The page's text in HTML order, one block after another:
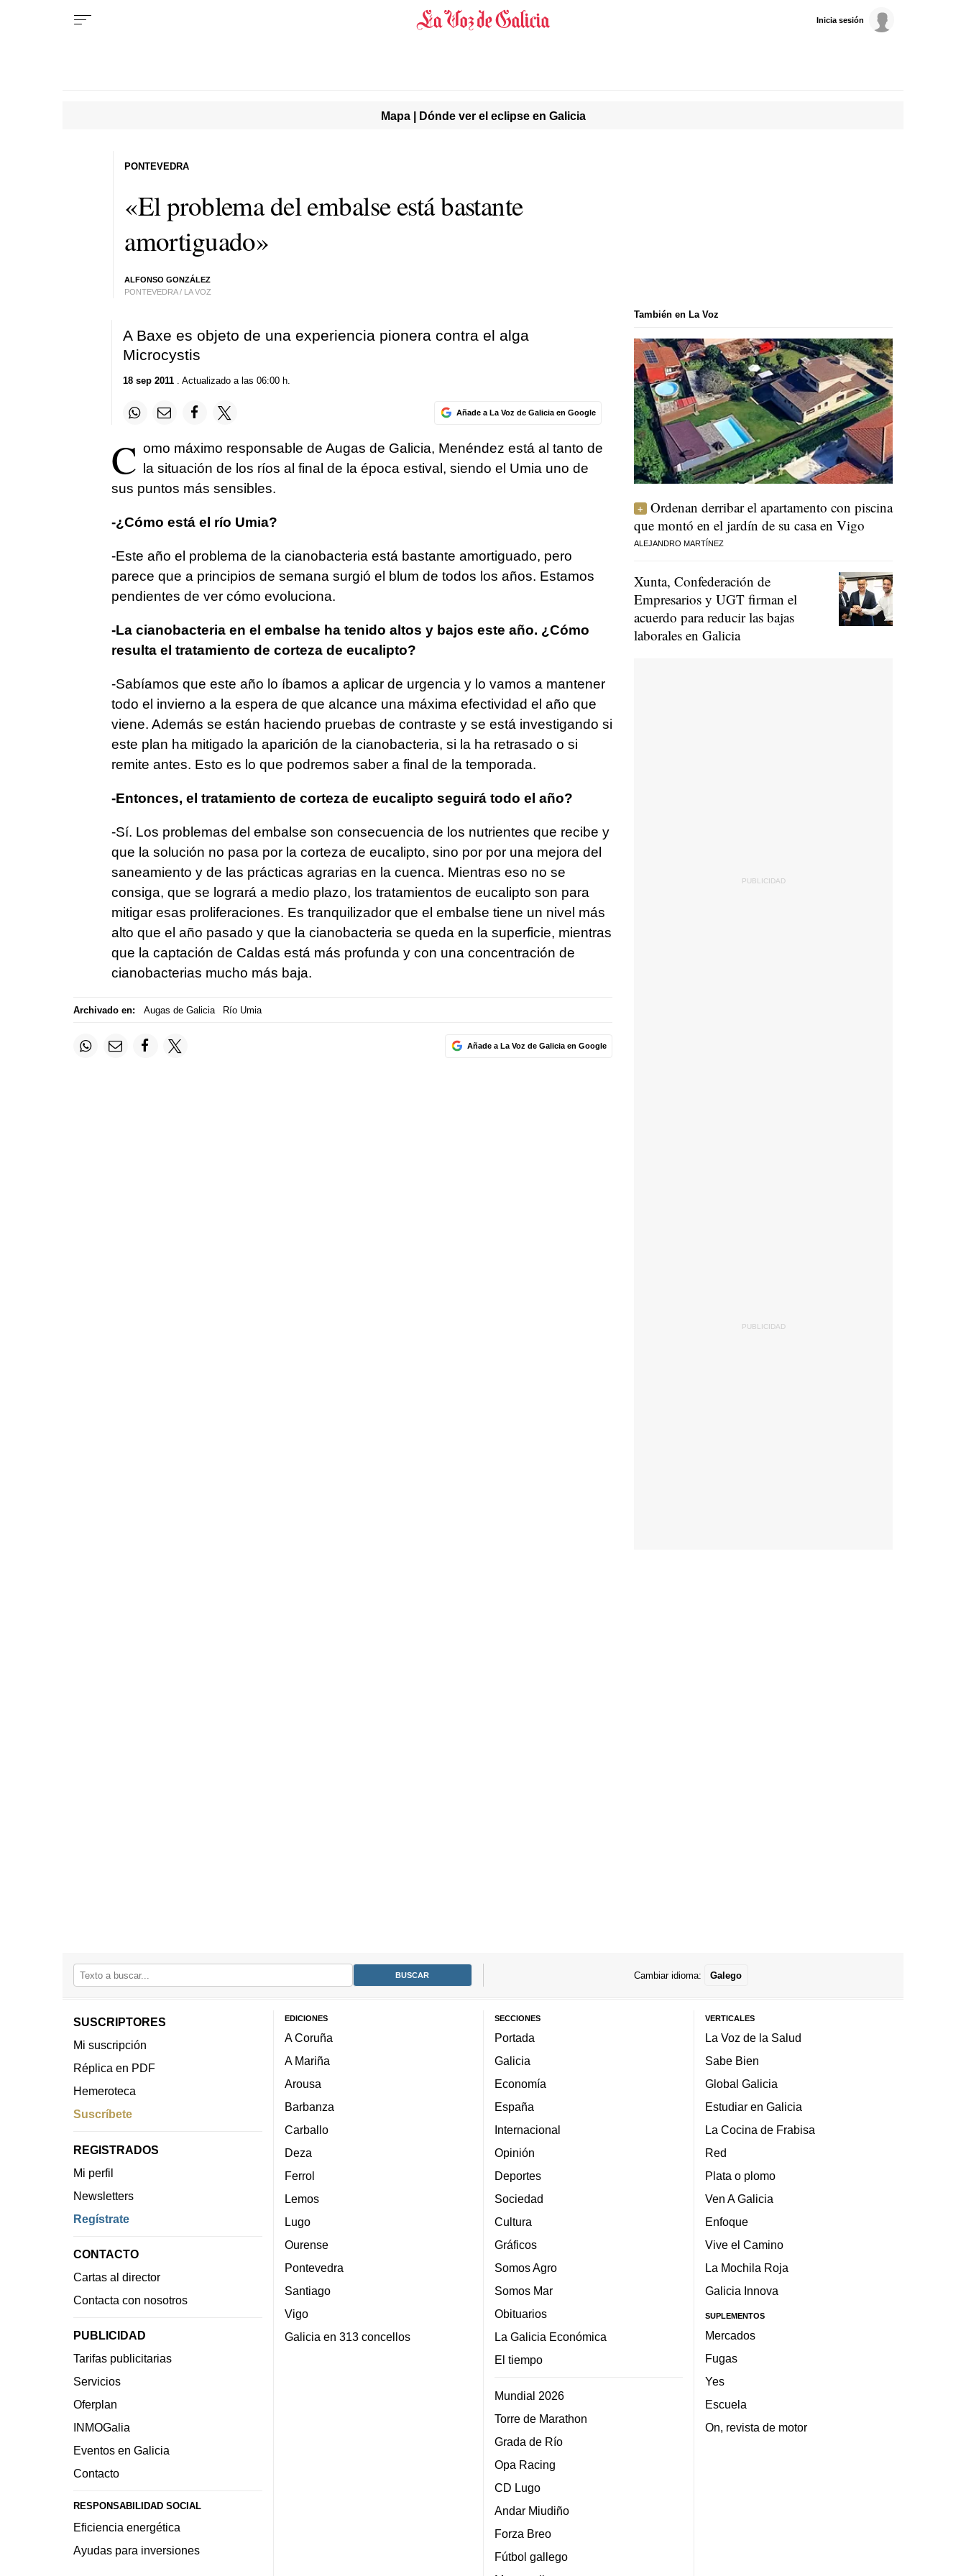
Inicia sesión
Mapa | Dónde ver el eclipse en Galicia
«El problema del embalse está bastante
amortiguado»
ALFONSO GONZÁLEZ
PONTEVEDRA / LA VOZ
PONTEVEDRA
A Baxe es objeto de una experiencia pionera contra el alga
Microcystis
18 sep 2011. Actualizado a las 06:00 h.
Añade a La Voz de Galicia en Google
C omo máximo responsable de Augas de Galicia, Menéndez está al tanto de
la situación de los ríos al final de la época estival, siendo el Umia uno de
sus puntos más sensibles.
-¿Cómo está el río Umia?
-Este año el problema de la cianobacteria está bastante amortiguado, pero
parece que a principios de semana surgió el blum de todos los años. Estamos
pendientes de ver cómo evoluciona.
-La cianobacteria en el embalse ha tenido altos y bajos este año. ¿Cómo
resulta el tratamiento de corteza de eucalipto?
-Sabíamos que este año lo íbamos a aplicar de urgencia y lo vamos a mantener
todo el invierno a la espera de que alcance una máxima efectividad el año que
viene. Además se están haciendo pruebas de contraste y se está investigando si
este plan ha mitigado la aparición de la cianobacteria, si la ha retrasado o si
remite antes. Esto es lo que podremos saber a final de la temporada.
-Entonces, el tratamiento de corteza de eucalipto seguirá todo el año?
-Sí. Los problemas del embalse son consecuencia de los nutrientes que recibe y
que la solución no pasa por la corteza de eucalipto, sino por por una mejora del
saneamiento y de las prácticas agrarias en la cuenca. Mientras eso no se
consiga, que se logrará a medio plazo, los tratamientos de eucalipto son para
mitigar esas proliferaciones. Es tranquilizador que el embalse tiene un nivel más
alto que el año pasado y que la cianobacteria se queda en la superficie, mientras
que la captación de Caldas está más profunda y con una concentración de
cianobacterias mucho más baja.
Archivado en: Augas de Galicia Río Umia
Añade a La Voz de Galicia en Google
También en La Voz
Ordenan derribar el apartamento con piscina
que montó en el jardín de su casa en Vigo
ALEJANDRO MARTÍNEZ
Xunta, Confederación de
Empresarios y UGT firman el
acuerdo para reducir las bajas
laborales en Galicia
Cambiar idioma: Galego
SUSCRIPTORES
Mi suscripción
Réplica en PDF
Hemeroteca
Suscríbete
REGISTRADOS
Mi perfil
Newsletters
Regístrate
CONTACTO
Cartas al director
Contacta con nosotros
PUBLICIDAD
Tarifas publicitarias
Servicios
Oferplan
INMOGalia
Eventos en Galicia
Contacto
RESPONSABILIDAD SOCIAL
Eficiencia energética
Ayudas para inversiones
EDICIONES
A Coruña
A Mariña
Arousa
Barbanza
Carballo
Deza
Ferrol
Lemos
Lugo
Ourense
Pontevedra
Santiago
Vigo
Galicia en 313 concellos
SECCIONES
Portada
Galicia
Economía
España
Internacional
Opinión
Deportes
Sociedad
Cultura
Gráficos
Somos Agro
Somos Mar
Obituarios
La Galicia Económica
El tiempo
Mundial 2026
Torre de Marathon
Grada de Río
Opa Racing
CD Lugo
Andar Miudiño
Forza Breo
Fútbol gallego
VERTICALES
La Voz de la Salud
Sabe Bien
Global Galicia
Estudiar en Galicia
La Cocina de Frabisa
Red
Plata o plomo
Ven A Galicia
Enfoque
Vive el Camino
La Mochila Roja
Galicia Innova
SUPLEMENTOS
Mercados
Fugas
Yes
Escuela
On, revista de motor